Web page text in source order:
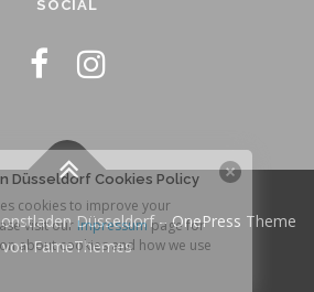
SOCIAL
Düsseldorf–OnePress Theme
von FameThemes